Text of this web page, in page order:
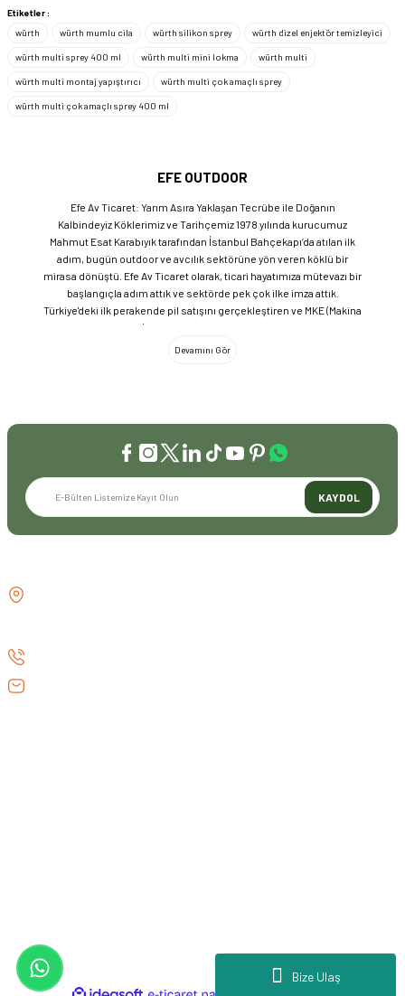
Bize Ulaş
Etiketler :
würth
würth mumlu cila würth silikon sprey würth dizel enjektör temizleyici
würth multi sprey 400 ml würth multi mini lokma würth multi
würth multi montaj yapıştırıcı würth multi çok amaçlı sprey
würth multi çok amaçlı sprey 400 ml
EFE OUTDOOR
Efe Av Ticaret: Yarım Asıra Yaklaşan Tecrübe ile Doğanın
Kalbindeyiz Köklerimiz ve Tarihçemiz 1978 yılında kurucumuz
Mahmut Esat Karabıyık tarafından İstanbul Bahçekapı’da atılan ilk
adım, bugün outdoor ve avcılık sektörüne yön veren köklü bir
mirasa dönüştü. Efe Av Ticaret olarak, ticari hayatımıza mütevazı bir
başlangıçla adım attık ve sektörde pek çok ilke imza attık.
Türkiye'deki ilk perakende pil satışını gerçekleştiren ve MKE (Makina
ve Kimya Endüstrisi) üretimi ürünleri satan ilk bayilerden biri olma
gururunu taşıyoruz. 1981 yılında Eminönü’nde açtığımız ve mülkiyeti
kurarak tüm Türkiye'ye hizmet vermeye başladık. 2016: Kadıköy
mağazamızın ve şimdiki Genel Merkezimizin açılışını
gerçekleştirdik. Global Markalar ve Yerli Üretim Gücü Yaklaşık
20'nin üzerinde dünya markasını Türkiye'ye getirerek outdoor
tutkunlarıyla buluşturuyoruz. Sadece ithalatla sınırlı kalmayıp;
EFEARMS, BUSHCRAFTFEST ve EFEAV tescilli markalarımızla
KAYDOL
ideasoft